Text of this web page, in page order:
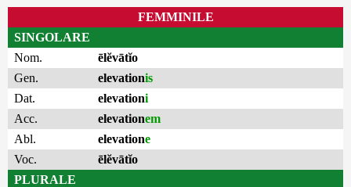
FEMMINILE
SINGOLARE
Nom.
ēlĕvātĭo
Gen.
elevationis
Dat.
elevationi
Acc.
elevationem
Abl.
elevatione
Voc.
ēlĕvātĭo
PLURALE